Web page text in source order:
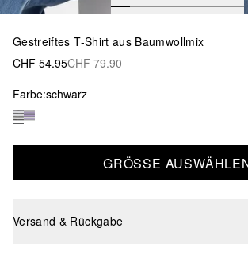
Gestreiftes T-Shirt aus Baumwollmix
CHF 54.95CHF 79.90
Farbe:schwarz
GRÖSSE
Versand & Rückgabe